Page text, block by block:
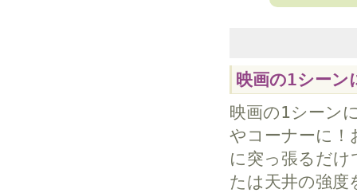
映画の1シーン
映画の1シーン
やコーナーに！
に突っ張るだ
たは天井の強